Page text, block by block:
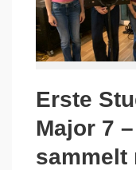
Erste
Major 7
sammelt